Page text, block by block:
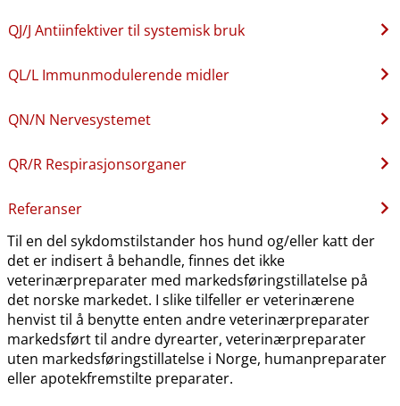
QJ​/​J Antiinfektiver til systemisk bruk
QL​/​L Immunmodulerende midler
QN​/​N Nervesystemet
QR​/​R Respirasjonsorganer
Referanser
Til en del sykdomstilstander hos hund og​/​eller katt der
det er indisert å behandle, finnes det ikke
veterinærpreparater med markedsføringstillatelse på
det norske markedet. I slike tilfeller er veterinærene
henvist til å benytte enten andre veterinærpreparater
markedsført til andre dyrearter, veterinærpreparater
uten markedsføringstillatelse i Norge, humanpreparater
eller apotekfremstilte preparater.